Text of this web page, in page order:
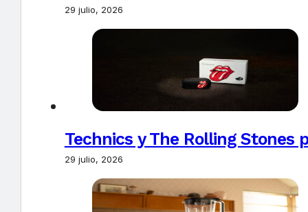
29 julio, 2026
Technics y The Rolling Stones
29 julio, 2026